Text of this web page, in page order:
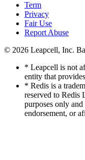
Term
Privacy
Fair Use
Report Abuse
© 2026 Leapcell, Inc.
* Leapcell is not
entity that
* Redis is a
reserved to Redis
purposes only
endorsement, or